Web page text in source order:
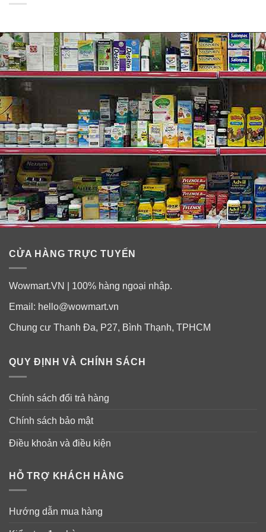
khiêu vũ, và hát với tài năng bằng nhau. Hôm nay, nó có
nhất trong một gói Roca.
Có chữ ký của Almond Roca, Almond Roca Collection
bao gồm các loại bơ hạt điều Roca, và Dark Roca, đều
được làm bằng sô cô la đen.
Mỗi thanh kẹo đều được gói riêng, với lõi là của kẹo bơ
cứng dai và vỏ là của mảnh hạt được nghiền nát.
Chúng đã sẵn sàng được đặt trên dĩa kẹo của bạn ,
ngay cả khi nó không phải là trên sân khấu Broadway.
Sử dụng ngay khi mở bao bì.
CỬA HÀNG TRỰC TUYẾN
Wowmart.VN | 100% hàng ngoại nhập.
Email: hello@wowmart.vn
Chung cư Thanh Đa, P27, Bình Thạnh, TPHCM
QUY ĐỊNH VÀ CHÍNH SÁCH
Chính sách đổi trả hàng
Chính sách bảo mật
Điều khoản và điều kiện
HỖ TRỢ KHÁCH HÀNG
Hướng dẫn mua hàng